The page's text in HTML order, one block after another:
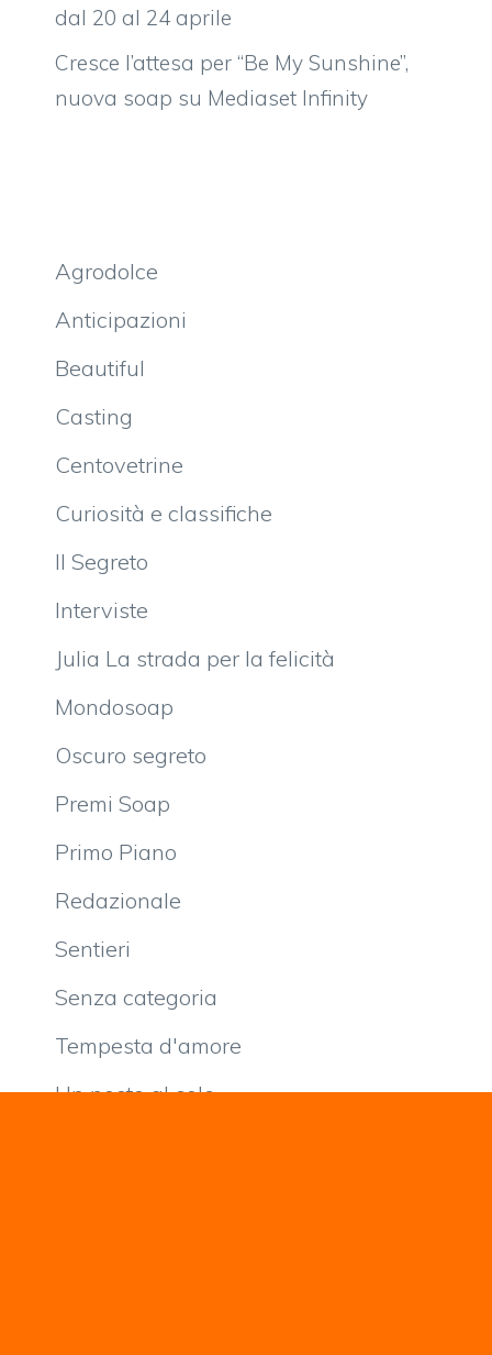
dal 20 al 24 aprile
Cresce l’attesa per “Be My Sunshine”,
nuova soap su Mediaset Infinity
Agrodolce
Anticipazioni
Beautiful
Casting
Centovetrine
Curiosità e classifiche
Il Segreto
Interviste
Julia La strada per la felicità
Mondosoap
Oscuro segreto
Premi Soap
Primo Piano
Redazionale
Sentieri
Senza categoria
Tempesta d'amore
Un posto al sole